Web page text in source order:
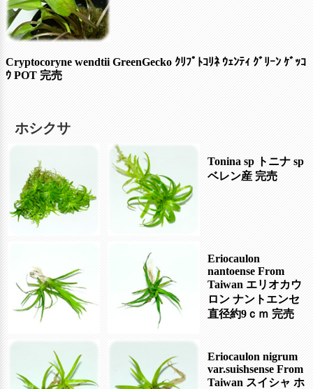
Cryptocoryne wendtii GreenGecko ｸﾘﾌﾟﾄｺﾘﾈ ｳｪﾝﾃｨ ｸﾞﾘｰﾝ ｹﾞｯｺ
ｳ POT 完売
ホシクサ
Tonina sp トニナ sp
ベレン産 完売
Eriocaulon
nantoense From
Taiwan エリオカウ
ロン ナントエンセ
直径約9ｃｍ 完売
Eriocaulon nigrum
var.suishsense From
Taiwan スイシャ ホ